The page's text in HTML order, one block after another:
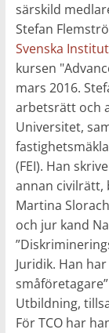
särskild
Stefan
Svenska
kursen
mars 2016.
arbetsrätt och
Universitet,
(FEI). Han
annan civilrätt,
Martina
och jur kand
Juridik. Han
Utbildning,
För TCO har